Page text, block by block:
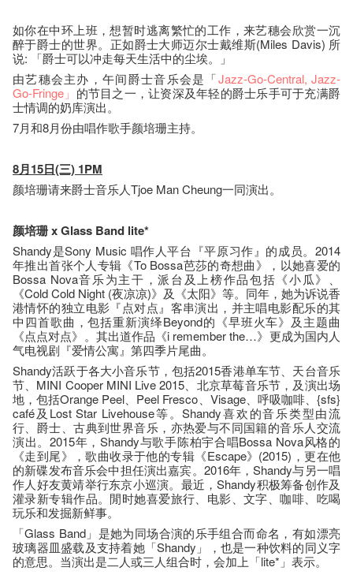
如你在中环上班，想暂时逃离繁忙的工作，来艺穗会欣赏一沉
醉于爵士的世界。正如爵士大师迈尔士戴维斯(Miles Davis) 所
说: 「爵士可以冲走每天生活中的尘埃。」
由艺穗会主办，午间爵士音乐会是「Jazz-Go-Central, Jazz-
Go-Fringe」 的节目之一，让资深及年轻的爵士乐手可于充满爵
士情调的奶库演出。
7月和8月份由唱作歌手颜培珊主持。
8月15日(三) 1PM
颜培珊请来爵士音乐人Tjoe Man Cheung一同演出。
颜培珊 x Glass Band lite*
Shandy是Sony Music 唱作人平台『平原习作』的成员。2014
年推出首张个人专辑《To Bossa芭莎的奇想曲》，以她喜爱的
Bossa Nova音乐为主干，派台及上榜作品包括《小瓜》、
《Cold Cold Night (夜凉凉)》及《太阳》等。同年，她为诉说香
港情怀的独立电影『点对点』客串演出，并主唱电影配乐的其
中四首歌曲，包括重新演绎Beyond的《早班火车》及主题曲
《点点对点》。其出道作品《i remember the…》更成为国内人
气电视剧『爱情公寓』第四季片尾曲。
Shandy活跃于各大小音乐节，包括2015香港单车节、天台音乐
节、MINI Cooper MINI Live 2015、北京草莓音乐节，及演出场
地，包括Orange Peel、Peel Fresco、Visage、呼吸咖啡、{sfs}
café及Lost Star Livehouse等。Shandy喜欢的音乐类型由流
行、爵士、古典到世界音乐，亦热爱与不同国籍的音乐人交流
演出。2015年，Shandy与歌手陈柏宇合唱Bossa Nova风格的
《走到尾》，歌曲收录于他的专辑《Escape》(2015)，更在他
的新碟发布音乐会中担任演出嘉宾。2016年，Shandy与另一唱
作人好友黄靖举行东京小巡演。最近，Shandy积极筹备创作及
灌录新专辑作品。閒时她喜爱旅行、电影、文字、咖啡、吃喝
玩乐和发掘新鲜事。
「Glass Band」是她为同场合演的乐手组合而命名，有如漂亮
玻璃器皿盛载及支持着她「Shandy」，也是一种饮料的同义字
的意思。当演出是二人或三人组合时，会加上「lite*」表示。